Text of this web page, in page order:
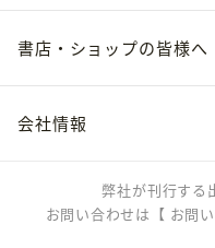
書店・ショップの皆様へ
会社情報
弊社が刊行する
お問い合わせは 【 お問